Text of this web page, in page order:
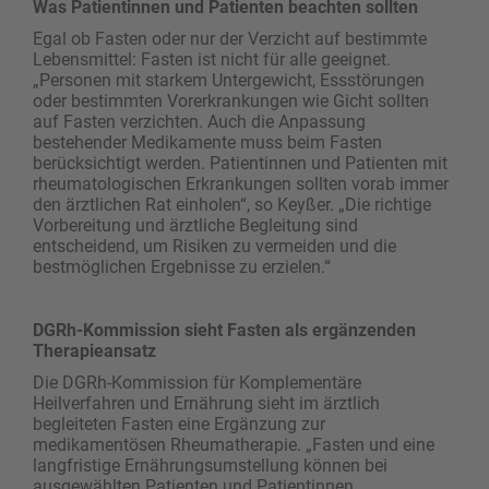
Was Patientinnen und Patienten beachten sollten
Egal ob Fasten oder nur der Verzicht auf bestimmte
Lebensmittel: Fasten ist nicht für alle geeignet.
„Personen mit starkem Untergewicht, Essstörungen
oder bestimmten Vorerkrankungen wie Gicht sollten
auf Fasten verzichten. Auch die Anpassung
bestehender Medikamente muss beim Fasten
berücksichtigt werden. Patientinnen und Patienten mit
rheumatologischen Erkrankungen sollten vorab immer
den ärztlichen Rat einholen“, so Keyßer. „Die richtige
Vorbereitung und ärztliche Begleitung sind
entscheidend, um Risiken zu vermeiden und die
bestmöglichen Ergebnisse zu erzielen.“
DGRh-Kommission sieht Fasten als ergänzenden
Therapieansatz
Die DGRh-Kommission für Komplementäre
Heilverfahren und Ernährung sieht im ärztlich
begleiteten Fasten eine Ergänzung zur
medikamentösen Rheumatherapie. „Fasten und eine
langfristige Ernährungsumstellung können bei